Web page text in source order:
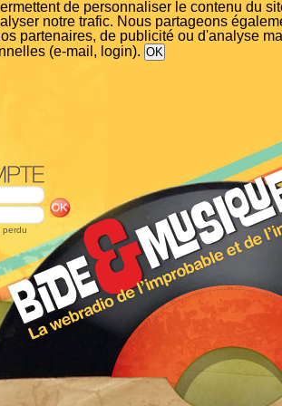
de personnaliser le contenu du
notre trafic. Nous partageons
partenaires, de publicité ou d'analyse
(e-mail, login).
perdu